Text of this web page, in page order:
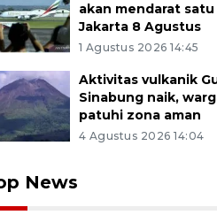
akan mendarat
Jakarta 8 Agustus
1 Agustus 2026 14:45
Aktivitas vulkanik
Sinabung naik,
patuhi zona aman
4 Agustus 2026 14:04
News